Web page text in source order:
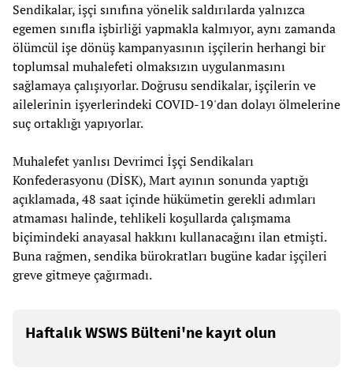
Sendikalar, işçi sınıfına yönelik saldırılarda yalnızca
egemen sınıfla işbirliği yapmakla kalmıyor, aynı zamanda
ölümcül işe dönüş kampanyasının işçilerin herhangi bir
toplumsal muhalefeti olmaksızın uygulanmasını
sağlamaya çalışıyorlar. Doğrusu sendikalar, işçilerin ve
ailelerinin işyerlerindeki COVID-19'dan dolayı ölmelerine
suç ortaklığı yapıyorlar.
Muhalefet yanlısı Devrimci İşçi Sendikaları
Konfederasyonu (DİSK), Mart ayının sonunda yaptığı
açıklamada, 48 saat içinde hükümetin gerekli adımları
atmaması halinde, tehlikeli koşullarda çalışmama
biçimindeki anayasal hakkını kullanacağını ilan etmişti.
Buna rağmen, sendika bürokratları bugüne kadar işçileri
greve gitmeye çağırmadı.
Haftalık WSWS Bülteni'ne kayıt olun